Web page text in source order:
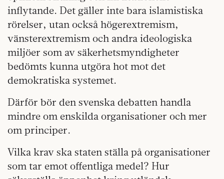
inflytande. Det gäller inte bara islamistiska
rörelser, utan också högerextremism,
vänsterextremism och andra ideologiska
miljöer som av säkerhetsmyndigheter
bedömts kunna utgöra hot mot det
demokratiska systemet.
Därför bör den svenska debatten handla
mindre om enskilda organisationer och mer
om principer.
Vilka krav ska staten ställa på organisationer
som tar emot offentliga medel? Hur